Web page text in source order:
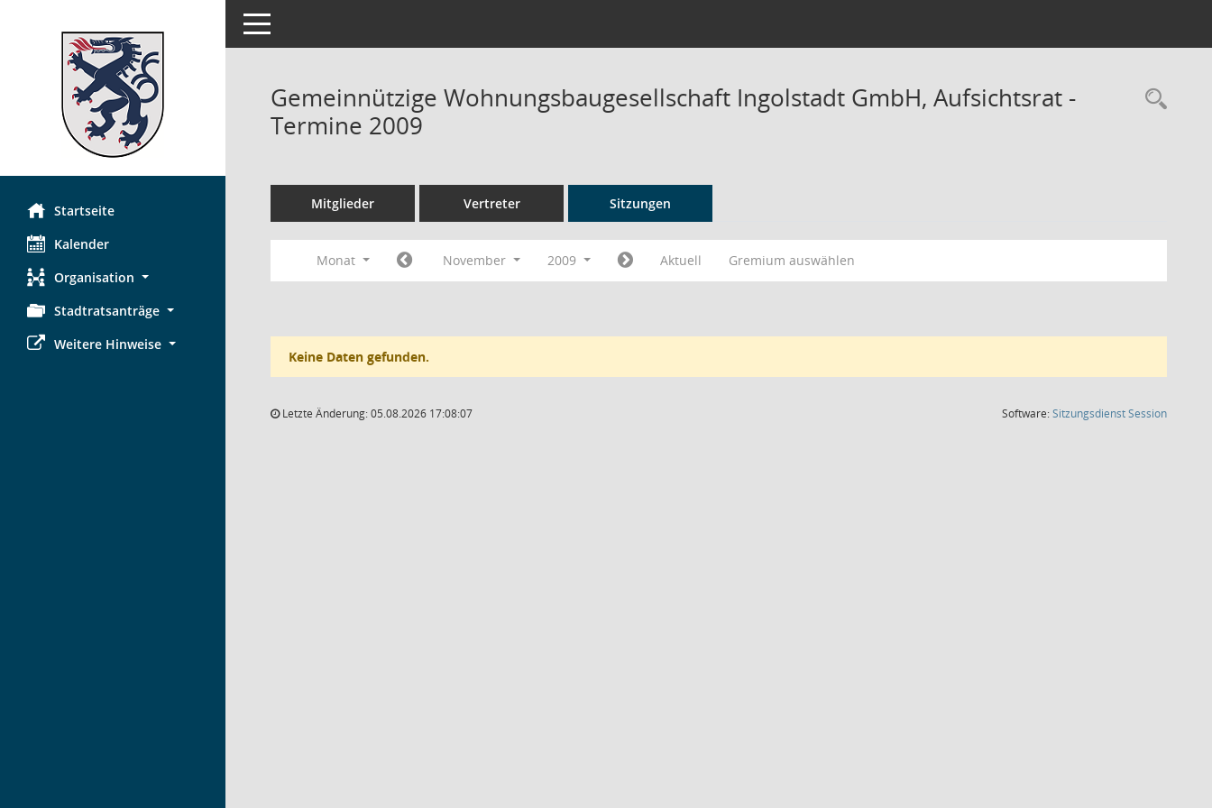
Startseite
Kalender
Organisation
Stadtratsanträge
Weitere Hinweise
Toggle navigation
Gemeinnützige Wohnungsbaugesellschaft Ingolstadt GmbH, Aufsichtsrat -
Termine 2009
Mitglieder Vertreter Sitzungen
Monat November 2009 Aktuell Gremium auswählen
Keine Daten gefunden.
Letzte Änderung: 05.08.2026 17:08:07 Software:SitzungsdienstSession(Wird in